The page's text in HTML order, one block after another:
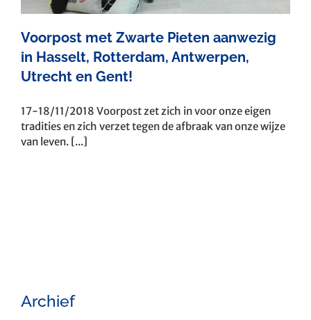
Voorpost met Zwarte Pieten aanwezig
in Hasselt, Rotterdam, Antwerpen,
Utrecht en Gent!
17-18/11/2018 Voorpost zet zich in voor onze eigen
tradities en zich verzet tegen de afbraak van onze wijze
van leven. [...]
Archief